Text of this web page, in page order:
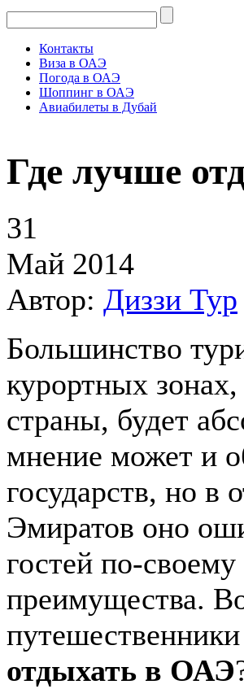
Контакты
Виза в ОАЭ
Погода в ОАЭ
Шоппинг в ОАЭ
Авиабилеты в Дубай
Где лучше
31
Май 2014
Автор: Диззи Тур
Большинство
курортных
страны, будет
мнение может и
государств, но
Эмиратов оно
гостей по-
преимущества.
отдыхать в ОАЭ